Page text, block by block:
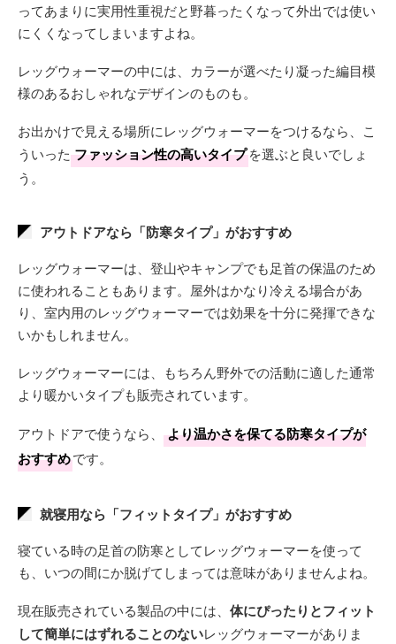
ってあまりに実用性重視だと野暮ったくなって外出では使い
にくくなってしまいますよね。
レッグウォーマーの中には、カラーが選べたり凝った編目模
様のあるおしゃれなデザインのものも。
お出かけで見える場所にレッグウォーマーをつけるなら、こ
ういった ファッション性の高いタイプを選ぶと良いでしょ
う。
アウトドアなら「防寒タイプ」がおすすめ
レッグウォーマーは、登山やキャンプでも足首の保温のため
に使われることもあります。屋外はかなり冷える場合があ
り、室内用のレッグウォーマーでは効果を十分に発揮できな
いかもしれません。
レッグウォーマーには、もちろん野外での活動に適した通常
より暖かいタイプも販売されています。
アウトドアで使うなら、
より温かさを保てる防寒タイプが
おすすめです。
就寝用なら「フィットタイプ」がおすすめ
寝ている時の足首の防寒としてレッグウォーマーを使って
も、いつの間にか脱げてしまっては意味がありませんよね。
現在販売されている製品の中には、 体にぴったりとフィット
して簡単にはずれることのないレッグウォーマーがありま